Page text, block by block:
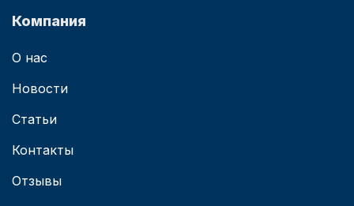
Компания
О нас
Новости
Статьи
Контакты
Отзывы